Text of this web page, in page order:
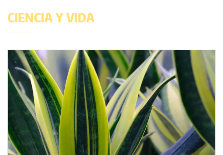
CIENCIA Y VIDA